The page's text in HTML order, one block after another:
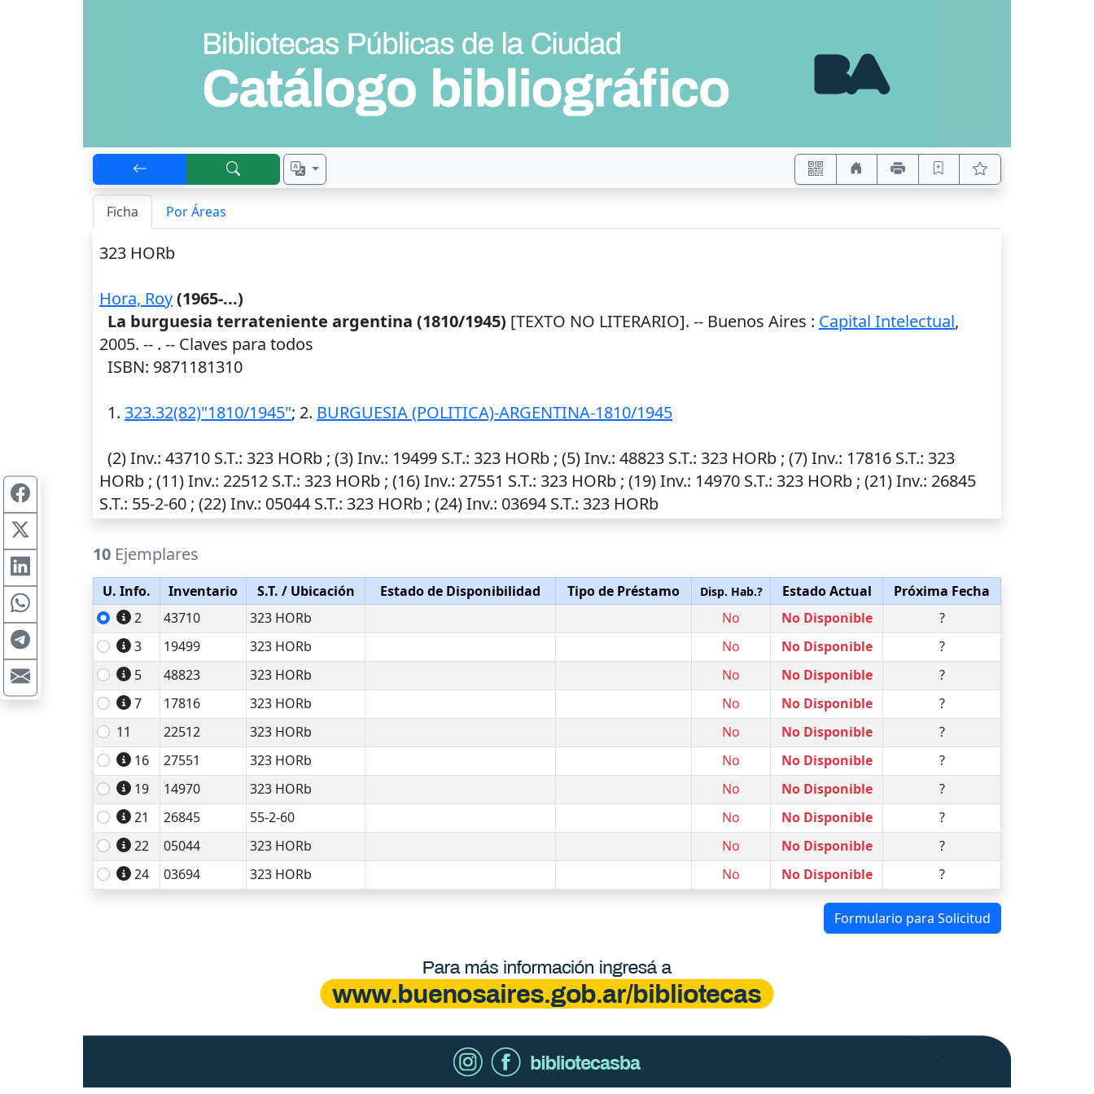
Ficha Por Áreas
323 HORb
Hora, Roy(1965-...)
La burguesia terrateniente argentina (1810/1945) [TEXTO NO LITERARIO]. -- Buenos Aires : Capital Intelectual,
2005. -- . -- Claves para todos
ISBN: 9871181310
1. 323.32(82)"1810/1945"; 2. BURGUESIA (POLITICA)-ARGENTINA-1810/1945
(2)Inv.: 43710 S.T.: 323 HORb ; (3)Inv.: 19499 S.T.: 323 HORb ; (5)Inv.: 48823 S.T.: 323 HORb ; (7)Inv.: 17816 S.T.: 323
HORb ; (11)Inv.: 22512 S.T.: 323 HORb ; (16)Inv.: 27551 S.T.: 323 HORb ; (19)Inv.: 14970 S.T.: 323 HORb ; (21)Inv.: 26845
S.T.: 55-2-60 ; (22)Inv.: 05044 S.T.: 323 HORb ; (24)Inv.: 03694 S.T.: 323 HORb
10 Ejemplares
U. Info. Inventario S.T. / Ubicación Estado de Disponibilidad Tipo de Préstamo Disp. Hab.? Estado Actual
Próxima Fecha
2
43710 323 HORb No No Disponible
?
3
19499 323 HORb No No Disponible
?
5
48823 323 HORb No No Disponible
?
7
17816 323 HORb No No Disponible
?
11
22512 323 HORb No No Disponible
?
16
27551 323 HORb No No Disponible
?
19
14970 323 HORb No No Disponible
?
21
26845 55-2-60 No No Disponible
?
22
05044 323 HORb No No Disponible
?
24
03694 323 HORb No No Disponible ?
Formulario para Solicitud